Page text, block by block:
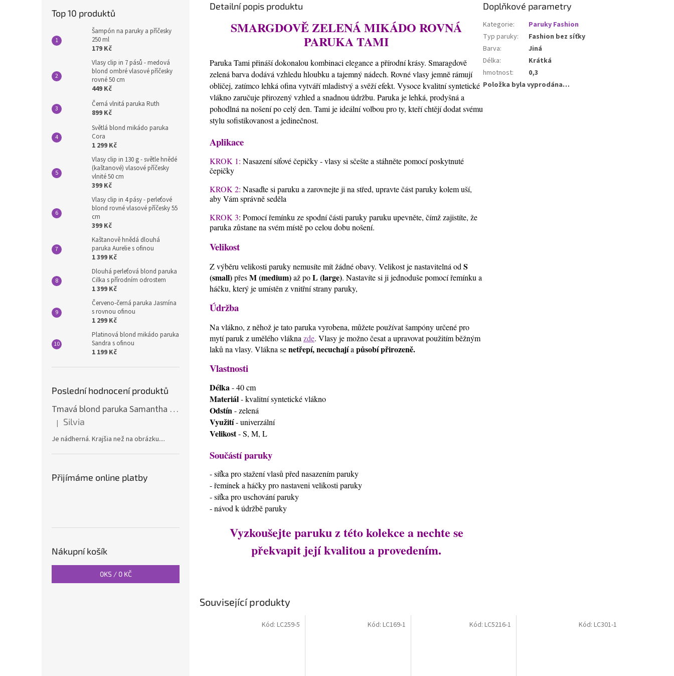
Top 10 produktů
Šampón na paruky a příčesky
250 ml
179 Kč
Vlasy clip in 7 pásů - medová
blond ombré vlasové příčesky
rovné 50 cm
449 Kč
Černá vlnitá paruka Ruth
899 Kč
Světlá blond mikádo paruka
Cora
1 299 Kč
Vlasy clip in 130 g - světle hnědé
(kaštanové) vlasové příčesky
vlnité 50 cm
399 Kč
Vlasy clip in 4 pásy - perleťové
blond rovné vlasové příčesky 55
cm
399 Kč
Kaštanově hnědá dlouhá
paruka Aurelie s ofinou
1 399 Kč
Dlouhá perleťová blond paruka
Cilka s přírodním odrostem
1 399 Kč
Červeno-černá paruka Jasmína
s rovnou ofinou
1 299 Kč
Platinová blond mikádo paruka
Sandra s ofinou
1 199 Kč
Poslední hodnocení produktů
Tmavá blond paruka Samantha s melíry
Hodnocení produktu je 5 z 5 hvězdiček.
| Silvia
Je nádherná. Krajšia než na obrázku....
Přijímáme online platby
Nákupní košík
0KS / 0 KČ
Související produkty
Kód: LC259-5 Kód: LC169-1 Kód:LC5216-1 Kód: LC301-1
Detailní popis produktu
SMARGDOVĚ ZELENÁ MIKÁDO ROVNÁ
PARUKA TAMI
Paruka Tami přináší dokonalou kombinaci elegance a přírodní krásy. Smaragdově
zelená barva dodává vzhledu hloubku a tajemný nádech. Rovné vlasy jemně rámují
obličej, zatímco lehká ofina vytváří mladistvý a svěží efekt. Vysoce kvalitní syntetické
vlákno zaručuje přirozený vzhled a snadnou údržbu. Paruka je lehká, prodyšná a
pohodlná na nošení po celý den. Tami je ideální volbou pro ty, kteří chtějí dodat svému
stylu sofistikovanost a jedinečnost.
Aplikace
KROK 1: Nasazení síťové čepičky - vlasy si sčešte a stáhněte pomocí poskytnuté
čepičky
KROK 2: Nasaďte si paruku a zarovnejte ji na střed, upravte část paruky kolem uší,
aby Vám správně seděla
KROK 3: Pomocí řemínku ze spodní části paruky paruku upevněte, čímž zajistíte, že
paruka zůstane na svém místě po celou dobu nošení.
Velikost
Z výběru velikosti paruky nemusíte mít žádné obavy. Velikost je nastavitelná od S
(small)přesM (medium)až poL (large). Nastavíte si ji jednoduše pomocí řemínku a
háčku, který je umístěn z vnitřní strany paruky,
Údržba
Na vlákno, z něhož je tato paruka vyrobena, můžete používat šampóny určené pro
mytí paruk z umělého vláknazde. Vlasy je možno česat a upravovat použitím běžným
laků na vlasy. Vlákna senetřepí, necuchajíapůsobí přirozeně.
Vlastnosti
Délka - 40 cm
Materiál- kvalitní syntetické vlákno
Odstín - zelená
Využití- univerzální
Velikost- S, M, L
Součástí paruky
- síťka pro stažení vlasů před nasazením paruky
- řemínek a háčky pro nastaveni velikosti paruky
- síťka pro uschování paruky
- návod k údržbě paruky
Vyzkoušejte paruku z této kolekce a nechte se
překvapit její kvalitou a provedením.
Doplňkové parametry
Kategorie:
Paruky Fashion
Typ paruky:
Fashion bez síťky
Barva:
Jiná
Délka:
Krátká
hmotnost:
0,3
Položka byla vyprodána…